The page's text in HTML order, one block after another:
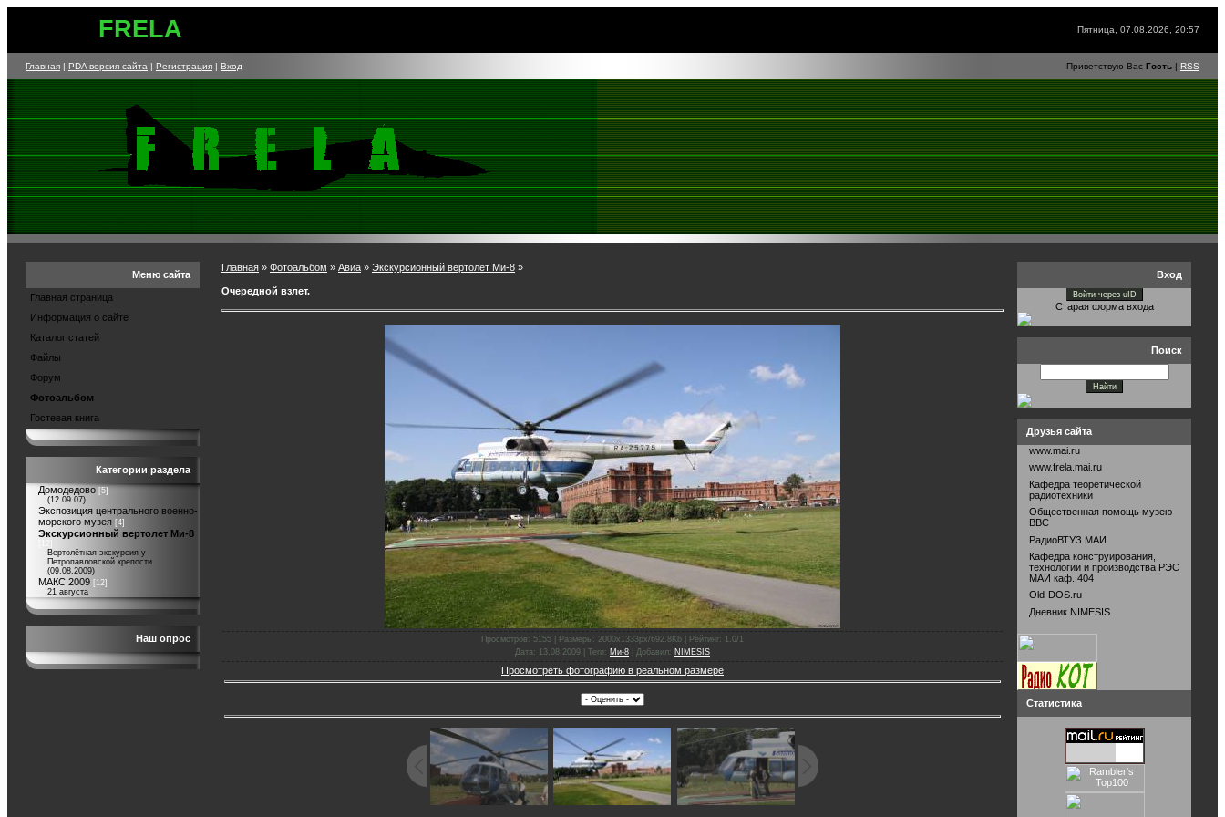
FRELA Пятница, 07.08.2026, 20:57
Главная | PDA версия сайта | Регистрация | Вход Приветствую Вас Гость | RSS
Меню сайта
Главная страница
Информация о сайте
Каталог статей
Файлы
Форум
Фотоальбом
Гостевая книга
Категории раздела
Домодедово [5]
(12.09.07)
Экспозиция центрального военно-
морского музея [4]
Экскурсионный вертолет Ми-8
Вертолётная экскурсия у
Петропавловской крепости
(09.08.2009)
МАКС 2009 [12]
21 августа
Наш опрос
Главная » Фотоальбом » Авиа » Экскурсионный вертолет Ми-8 »
Очередной взлет.
Просмотров : 5155 | Размеры: 2000x1333px/692.8Kb | Рейтинг: 1.0/1
Дата : 13.08.2009 | Теги : Ми-8 Добавил: NIMESIS
Просмотреть фотографию в реальном размере
Вход
Войти через uID
Старая форма входа
Поиск
Друзья сайта
www.mai.ru
www.frela.mai.ru
Кафедра теоретической
радиотехники
Общественная помощь музею
ВВС
РадиоВТУЗ МАИ
Кафедра конструирования,
технологии и производства РЭС
МАИ каф. 404
Old-DOS.ru
Дневник NIMESIS
Статистика